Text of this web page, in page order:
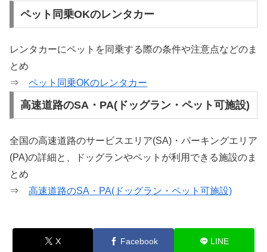
ペット同乗OKのレンタカー
レンタカーにペットを同乗する際の条件や注意点などのま
とめ
⇒ ペット同乗OKのレンタカー
高速道路のSA・PA(ドッグラン・ペット可施設)
全国の高速道路のサービスエリア(SA)・パーキングエリア
(PA)の詳細と、ドッグランやペットが利用できる施設のま
とめ
⇒ 高速道路のSA・PA(ドッグラン・ペット可施設)
X Facebook LINE